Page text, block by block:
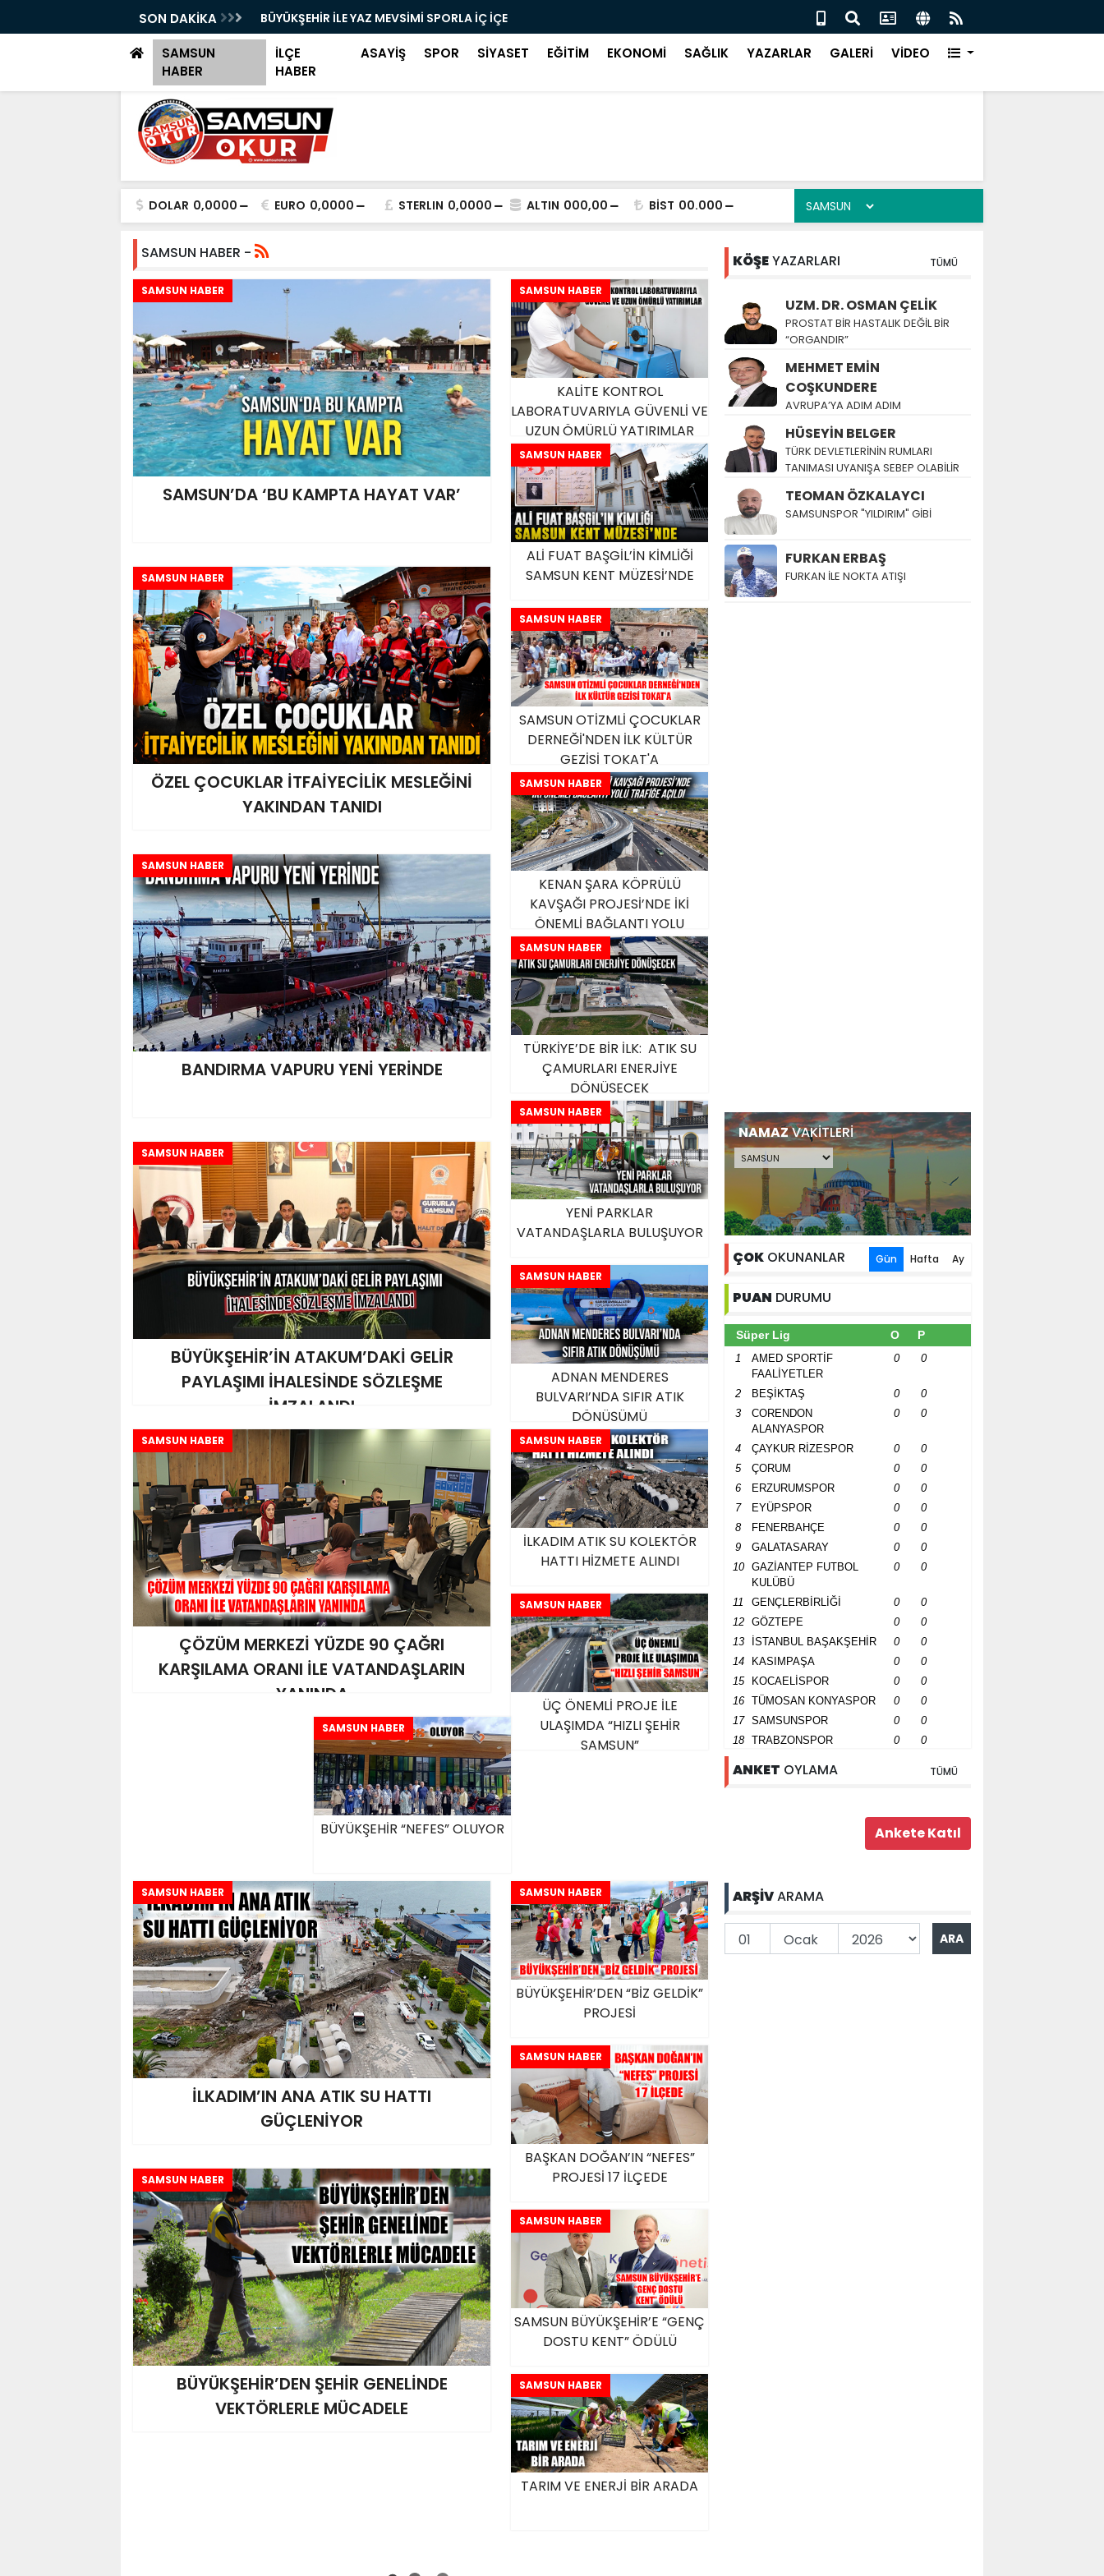
SON DAKİKA BÜYÜKŞEHİR İLE YAZ MEVSİMİ SPORLA İÇ İÇE KUZEY KÜLTÜR EVİ, ÇARŞAMBA’DA KURULUYOR
SAMSUN
HABER
İLÇE
HABER
ASAYİŞ SPOR SİYASET EĞİTİM EKONOMİ SAĞLIK YAZARLAR GALERİ VİDEO
DOLAR 0,0000 EURO 0,0000 STERLIN 0,0000 ALTIN 000,00 BİST 00.000
SAMSUN HABER -
SAMSUN HABER
SAMSUN’DA ‘BU KAMPTA HAYAT VAR’
SAMSUN HABER
KALİTE KONTROL
LABORATUVARIYLA GÜVENLİ VE
UZUN ÖMÜRLÜ YATIRIMLAR
SAMSUN HABER
ALİ FUAT BAŞGİL’İN KİMLİĞİ
SAMSUN KENT MÜZESİ’NDE
SAMSUN HABER
ÖZEL ÇOCUKLAR İTFAİYECİLİK MESLEĞİNİ
YAKINDAN TANIDI
SAMSUN HABER
SAMSUN OTİZMLİ ÇOCUKLAR
DERNEĞİ'NDEN İLK KÜLTÜR
GEZİSİ TOKAT'A
SAMSUN HABER
KENAN ŞARA KÖPRÜLÜ
KAVŞAĞI PROJESİ’NDE İKİ
ÖNEMLİ BAĞLANTI YOLU
TRAFİĞE AÇILDI
SAMSUN HABER
BANDIRMA VAPURU YENİ YERİNDE
SAMSUN HABER
TÜRKİYE’DE BİR İLK: ATIK SU
ÇAMURLARI ENERJİYE
DÖNÜŞECEK
SAMSUN HABER
YENİ PARKLAR
VATANDAŞLARLA BULUŞUYOR
SAMSUN HABER
BÜYÜKŞEHİR’İN ATAKUM’DAKİ GELİR
PAYLAŞIMI İHALESİNDE SÖZLEŞME
İMZALANDI
SAMSUN HABER
ADNAN MENDERES
BULVARI’NDA SIFIR ATIK
DÖNÜŞÜMÜ
SAMSUN HABER
İLKADIM ATIK SU KOLEKTÖR
HATTI HİZMETE ALINDI
SAMSUN HABER
ÇÖZÜM MERKEZİ YÜZDE 90 ÇAĞRI
KARŞILAMA ORANI İLE VATANDAŞLARIN
YANINDA
SAMSUN HABER
ÜÇ ÖNEMLİ PROJE İLE
ULAŞIMDA “HIZLI ŞEHİR
SAMSUN”
SAMSUN HABER
BÜYÜKŞEHİR “NEFES” OLUYOR
SAMSUN HABER
İLKADIM’IN ANA ATIK SU HATTI
GÜÇLENİYOR
SAMSUN HABER
BÜYÜKŞEHİR’DEN “BİZ GELDİK”
PROJESİ
SAMSUN HABER
BAŞKAN DOĞAN’IN “NEFES”
PROJESİ 17 İLÇEDE
SAMSUN HABER
BÜYÜKŞEHİR’DEN ŞEHİR GENELİNDE
VEKTÖRLERLE MÜCADELE
SAMSUN HABER
SAMSUN BÜYÜKŞEHİR’E “GENÇ
DOSTU KENT” ÖDÜLÜ
SAMSUN HABER
TARIM VE ENERJİ BİR ARADA
KÖŞEYAZARLARI TÜMÜ
UZM. DR. OSMAN ÇELİK
PROSTAT BİR HASTALIK DEĞİL BİR
“ORGANDIR”
MEHMET EMİN
COŞKUNDERE
AVRUPA’YA ADIM ADIM
HÜSEYİN BELGER
TÜRK DEVLETLERİNİN RUMLARI
TANIMASI UYANIŞA SEBEP OLABİLİR
TEOMAN ÖZKALAYCI
SAMSUNSPOR "YILDIRIM" GİBİ
FURKAN ERBAŞ
FURKAN İLE NOKTA ATIŞI
NAMAZVAKİTLERİ
ÇOK OKUNANLAR Gün Hafta Ay
PUAN DURUMU
Süper Lig O P
1
AMED SPORTİF
FAALİYETLER
0 0
2 BEŞİKTAŞ 0
0
3
CORENDON
ALANYASPOR
0 0
4 ÇAYKUR RİZESPOR 0
0
5
ÇORUM 0
0
6
ERZURUMSPOR 0
0
7
EYÜPSPOR 0
0
8
FENERBAHÇE 0
0
9
GALATASARAY 0
0
10
GAZİANTEP FUTBOL
KULÜBÜ
0 0
11 GENÇLERBİRLİĞİ 0
0
12
GÖZTEPE 0
0
13
İSTANBUL BAŞAKŞEHİR 0
0
14
KASIMPAŞA 0
0
15
KOCAELİSPOR 0
0
16
TÜMOSAN KONYASPOR 0
0
17
SAMSUNSPOR 0
0
18
TRABZONSPOR 0 0
ANKET OYLAMA TÜMÜ
ARŞİVARAMA